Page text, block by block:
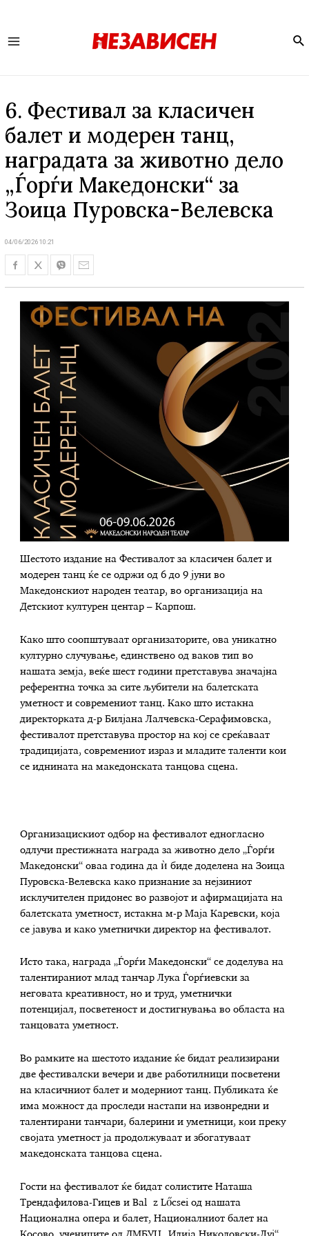
6. Фестивал за класичен
балет и модерен танц,
наградата за животно дело
„Ѓорѓи Македонски“ за
Зоица Пуровска-Велевска
04/06/2026 10:21
Шестото издание на Фестивалот за класичен балет и
модерен танц ќе се одржи од 6 до 9 јуни во
Македонскиот народен театар, во организација на
Детскиот културен центар – Карпош.
Како што соопштуваат организаторите, ова уникатно
културно случување, единствено од ваков тип во
нашата земја, веќе шест години претставува значајна
референтна точка за сите љубители на балетската
уметност и современиот танц. Како што истакна
директорката д-р Билјана Лалчевска-Серафимовска,
фестивалот претставува простор на кој се среќаваат
традицијата, современиот израз и младите таленти кои
се иднината на македонската танцова сцена.
Организацискиот одбор на фестивалот едногласно
одлучи престижната награда за животно дело „Ѓорѓи
Македонски“ оваа година да ѝ биде доделена на Зоица
Пуровска-Велевска како признание за нејзиниот
исклучителен придонес во развојот и афирмацијата на
балетската уметност, истакна м-р Маја Каревски, која
се јавува и како уметнички директор на фестивалот.
Исто така, награда „Ѓорѓи Македонски“ се доделува на
талентираниот млад танчар Лука Ѓорѓиевски за
неговата креативност, но и труд, уметнички
потенцијал, посветеност и достигнувања во областа на
танцовата уметност.
Во рамките на шестото издание ќе бидат реализирани
две фестивалски вечери и две работилници посветени
на класичниот балет и модерниот танц. Публиката ќе
има можност да проследи настапи на извонредни и
талентирани танчари, балерини и уметници, кои преку
својата уметност ја продолжуваат и збогатуваат
македонската танцова сцена.
Гости на фестивалот ќе бидат солистите Наташа
Трендафилова-Гицев и Baláz Lőcsei од нашата
Национална опера и балет, Националниот балет на